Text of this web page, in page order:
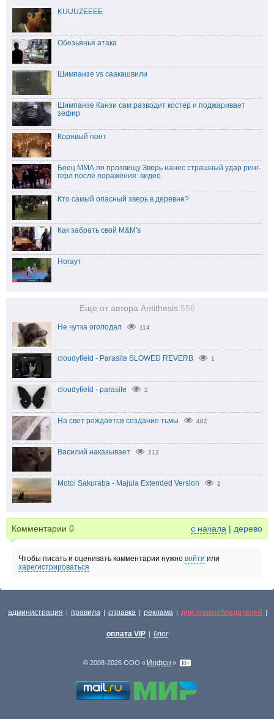
KUUUZEEEE
Обезьянья атака
Шимпанзе vs саакашвили
Шимпанзе Канзи сам разводит костер и поджаривает
зефир
Корявый понт
Боец ММА по прозвищу Зверь нанес страшный удар ринг-
герл после поражения: видео.
Кто самый опасный зверь в деревне?
Как забрать свой M&M's
Ногаут
Еще от автора Antithesis 556
Не чутка оголодал 114
cloudyfield - Parasite SLOWED REVERB 1
cloudyfield - parasite 2
На свет рождается создание тьмы 402
Василий наказывает 212
Motoi Sakuraba - Majula Extended Version 2
Комментарии 0 с начала | дерево
Чтобы писать и оценивать комментарии нужно войти или
зарегистрироваться
администрация | правила | справка | реклама | для правообладателей |
оплата VIP | блог
© 2008-2026 ООО « Инфон »